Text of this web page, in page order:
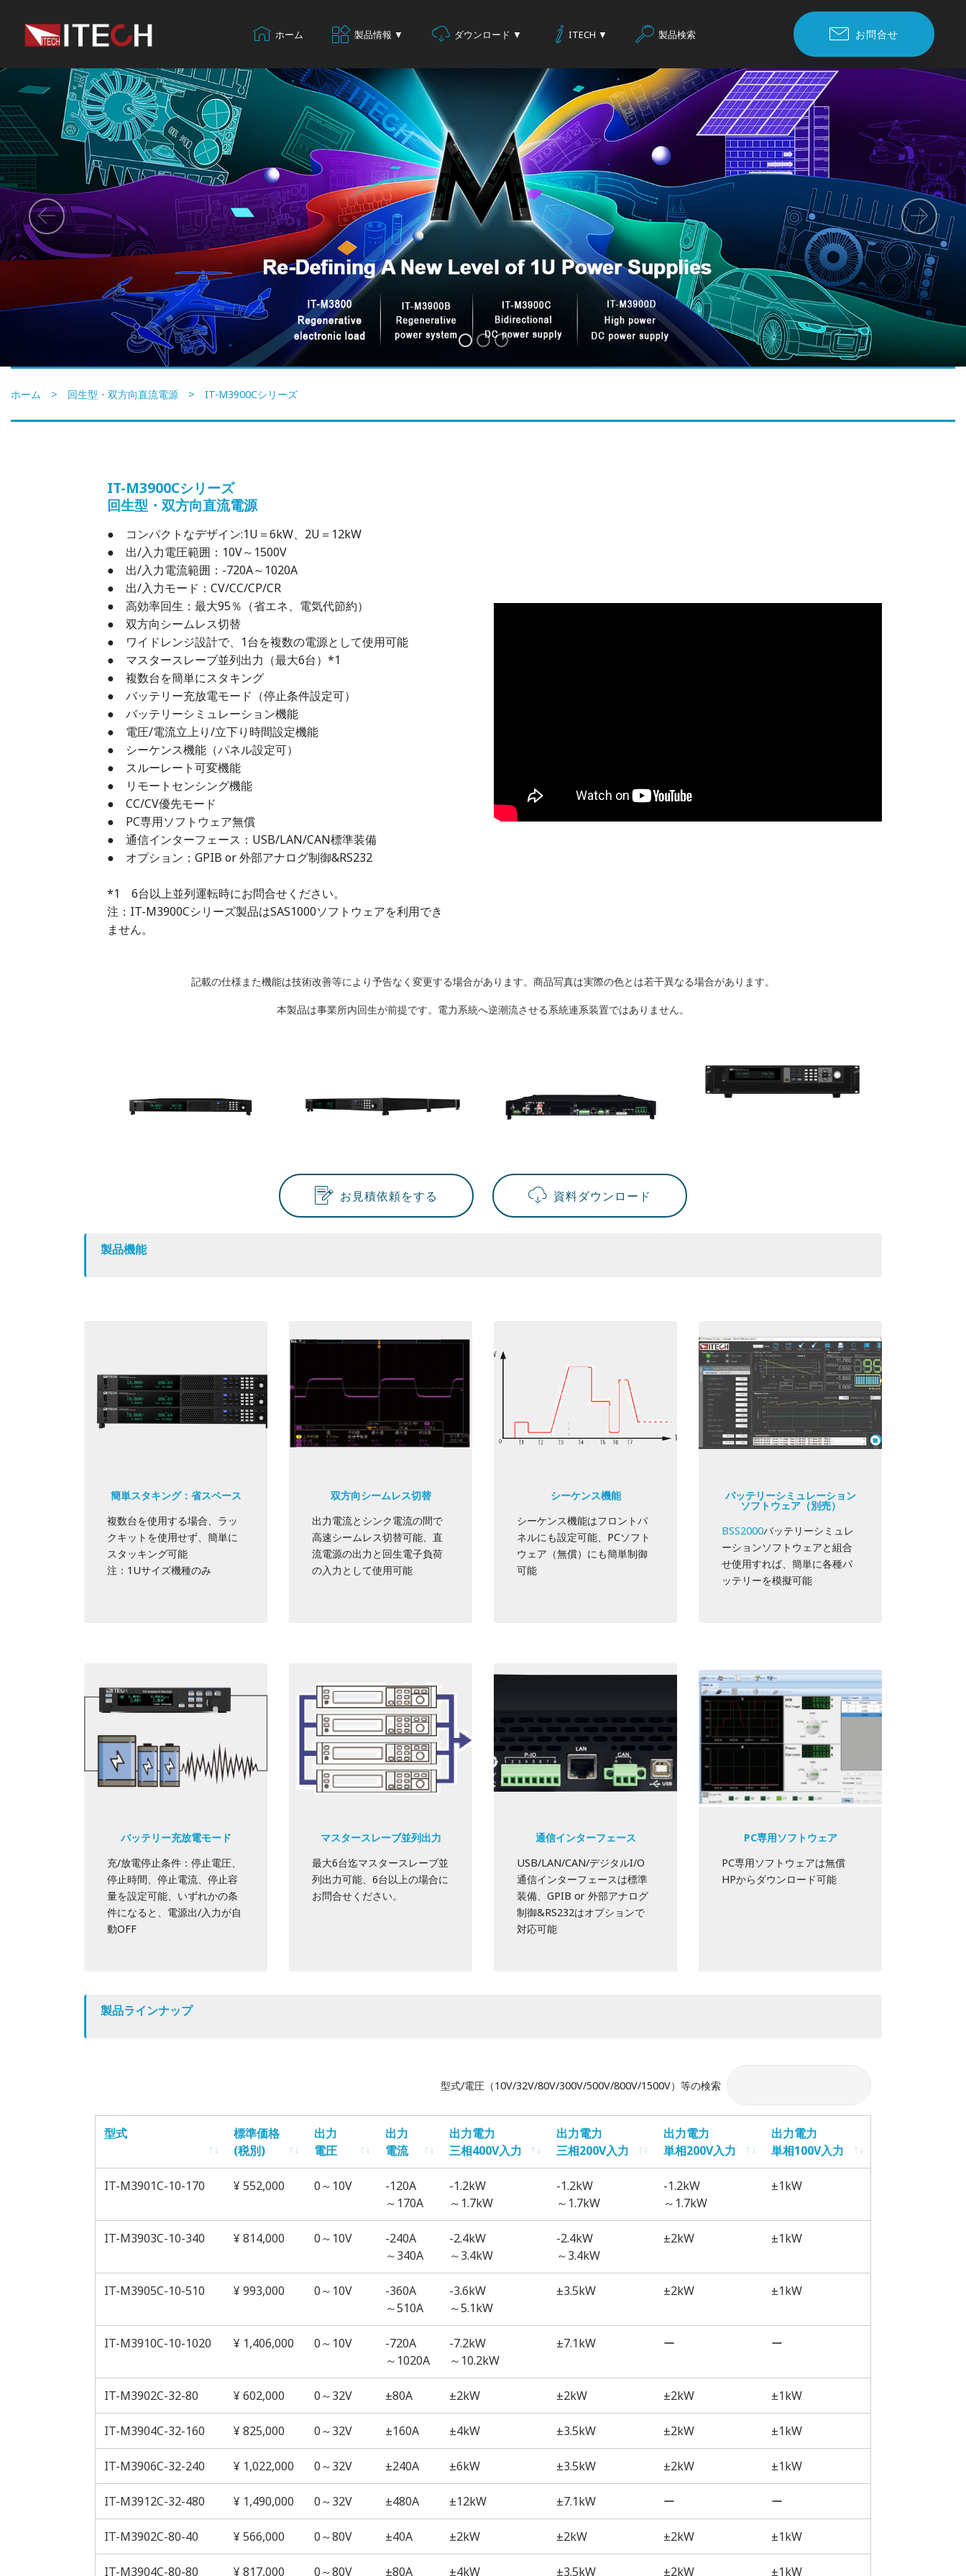
ホーム 製品情報 ▼ ダウンロード ▼ ITECH ▼ 製品検索 お問合せ
Previous
ホーム > 回生型・双方向直流電源 > IT-M3900Cシリーズ
IT-M3900Cシリーズ
回生型・双方向直流電源
● コンパクトなデザイン:1U＝6kW、2U＝12kW
● 出/入力電圧範囲：10V～1500V
● 出/入力電流範囲：-720A～1020A
● 出/入力モード：CV/CC/CP/CR
● 高効率回生：最大95％（省エネ、電気代節約）
● 双方向シームレス切替
● ワイドレンジ設計で、1台を複数の電源として使用可能
● マスタースレーブ並列出力（最大6台）*1
● 複数台を簡単にスタキング
● バッテリー充放電モード（停止条件設定可）
● バッテリーシミュレーション機能
● 電圧/電流立上り/立下り時間設定機能
● シーケンス機能（パネル設定可）
● スルーレート可変機能
● リモートセンシング機能
● CC/CV優先モード
● PC専用ソフトウェア無償
● 通信インターフェース：USB/LAN/CAN標準装備
● オプション：GPIB or 外部アナログ制御&RS232
*1 6台以上並列運転時にお問合せください。
注：IT-M3900Cシリーズ製品はSAS1000ソフトウェアを利用でき
ません。
記載の仕様また機能は技術改善等により予告なく変更する場合があります。商品写真は実際の色とは若干異なる場合があります。
本製品は事業所内回生が前提です。電力系統へ逆潮流させる系統連系装置ではありません。
お見積依頼をする 資料ダウンロード
製品機能
簡単スタキング：省スペース
複数台を使用する場合、ラッ
クキットを使用せず、簡単に
スタッキング可能
注：1Uサイズ機種のみ
双方向シームレス切替
出力電流とシンク電流の間で
高速シームレス切替可能、直
流電源の出力と回生電子負荷
の入力として使用可能
シーケンス機能
シーケンス機能はフロントパ
ネルにも設定可能、PCソフト
ウェア（無償）にも簡単制御
可能
バッテリーシミュレーション
ソフトウェア（別売）
BSS2000バッテリーシミュレ
ーションソフトウェアと組合
せ使用すれば、簡単に各種バ
ッテリーを模擬可能
バッテリー充放電モード
充/放電停止条件：停止電圧、
停止時間、停止電流、停止容
量を設定可能、いずれかの条
件になると、電源出/入力が自
動OFF
マスタースレーブ並列出力
最大6台迄マスタースレーブ並
列出力可能、6台以上の場合に
お問合せください。
通信インターフェース
USB/LAN/CAN/デジタルI/O
通信インターフェースは標準
装備、GPIB or 外部アナログ
制御&RS232はオプションで
対応可能
PC専用ソフトウェア
PC専用ソフトウェアは無償
HPからダウンロード可能
製品ラインナップ
型式/電圧（10V/32V/80V/300V/500V/800V/1500V）等の検索
型式
標準価格
(税別)
出力
電圧
出力
電流
出力電力
三相400V入力
出力電力
三相200V入力
出力電力
単相200V入力
出力電力
単相100V入力
型式
標準価格
(税別)
出力
電圧
出力
電流
出力電力
三相400V入力
出力電力
三相200V入力
出力電力
単相200V入力
出力電力
単相100V入力
IT-M3901C-10-170 ¥ 552,000 0～10V
-120A
～170A
-1.2kW
～1.7kW
-1.2kW
～1.7kW
-1.2kW
～1.7kW
±1kW
IT-M3903C-10-340 ¥ 814,000 0～10V
-240A
～340A
-2.4kW
～3.4kW
-2.4kW
～3.4kW
±2kW ±1kW
IT-M3905C-10-510 ¥ 993,000 0～10V
-360A
～510A
-3.6kW
～5.1kW
±3.5kW ±2kW ±1kW
IT-M3910C-10-1020 ¥ 1,406,000 0～10V
-720A
～1020A
-7.2kW
～10.2kW
±7.1kW ー ー
IT-M3902C-32-80 ¥ 602,000 0～32V ±80A ±2kW ±2kW ±2kW ±1kW
IT-M3904C-32-160 ¥ 825,000 0～32V ±160A ±4kW ±3.5kW ±2kW ±1kW
IT-M3906C-32-240 ¥ 1,022,000 0～32V ±240A ±6kW ±3.5kW ±2kW ±1kW
IT-M3912C-32-480 ¥ 1,490,000 0～32V ±480A ±12kW ±7.1kW ー ー
IT-M3902C-80-40 ¥ 566,000 0～80V ±40A ±2kW ±2kW ±2kW ±1kW
IT-M3904C-80-80 ¥ 817,000 0～80V ±80A ±4kW ±3.5kW ±2kW ±1kW